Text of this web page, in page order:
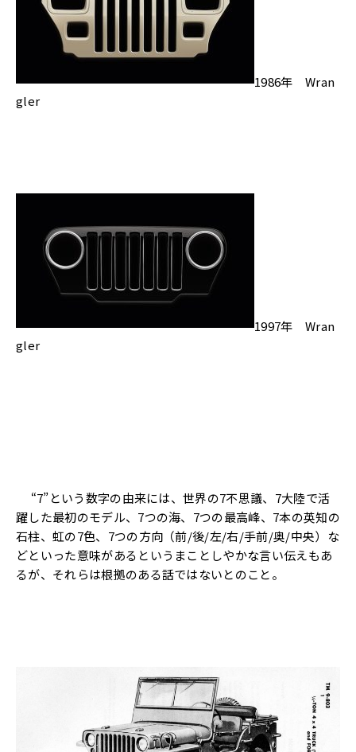
1986年 Wran
gler
1997年 Wran
gler
“7”という数字の由来には、世界の7不思議、7大陸で活
躍した最初のモデル、7つの海、7つの最高峰、7本の英知の
石柱、虹の7色、7つの方向（前/後/左/右/手前/奥/中央）な
どといった意味があるというまことしやかな言い伝えもあ
るが、それらは根拠のある話ではないとのこと。